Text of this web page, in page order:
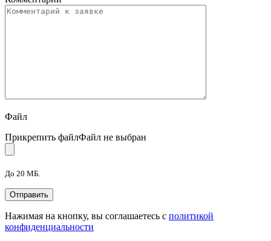
Файл
Прикрепить файлФайл не выбран
До 20 МБ.
Нажимая на кнопку, вы соглашаетесь с политикой
конфиденциальности